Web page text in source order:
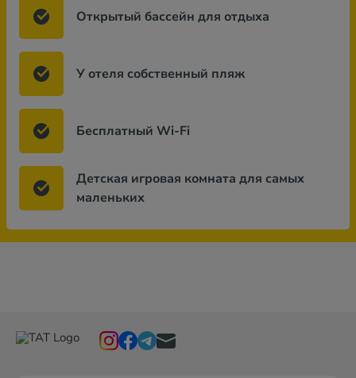
Открытый бассейн для отдыха
У отеля собственный пляж
Бесплатный Wi-Fi
Детская игровая комната для самых
маленьких